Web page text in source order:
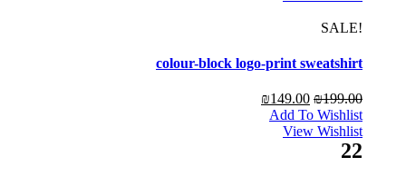
!SALE
colour-block logo-print sweatshirt
₪199.00
₪149.00
Add To Wishlist
View Wishlist
22